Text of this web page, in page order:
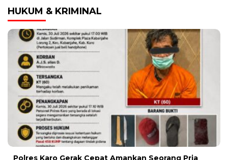
HUKUM & KRIMINAL
Polres Karo Gerak Cepat Amankan Seorang Pria